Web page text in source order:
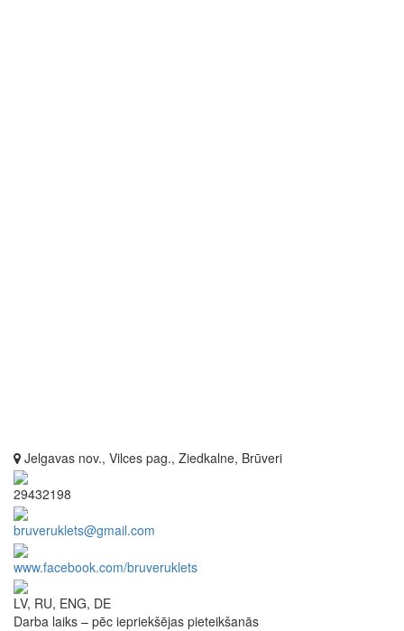
Jelgavas nov., Vilces pag., Ziedkalne, Brūveri
29432198
bruveruklets@gmail.com
www.facebook.com/bruveruklets
LV, RU, ENG, DE
Darba laiks – pēc iepriekšējas pieteikšanās